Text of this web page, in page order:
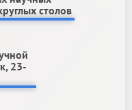
столов
23-